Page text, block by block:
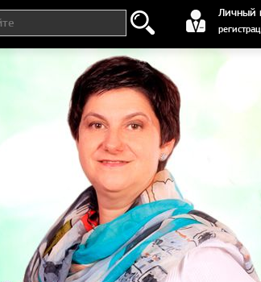
Личный